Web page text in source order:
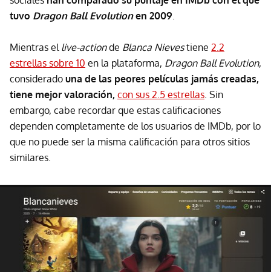
tuvo Dragon Ball Evolutionen 2009.
Mientras el live-actionde Blanca Nievestiene 2.2
estrellas sobre 10 en la plataforma, Dragon Ball Evolution,
considerado una de las peores películas jamás creadas,
tiene mejor valoración, con sus 2.5 estrellas. Sin
embargo, cabe recordar que estas calificaciones
dependen completamente de los usuarios de IMDb, por lo
que no puede ser la misma calificación para otros sitios
similares.